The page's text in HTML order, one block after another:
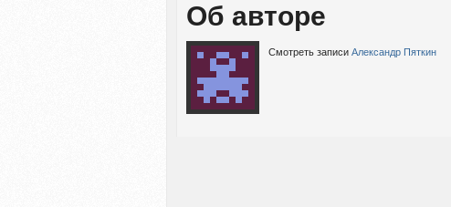
Об авторе
Смотреть записи Александр Пяткин